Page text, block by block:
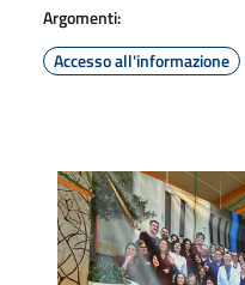
Argomenti:
Accesso all'informazione